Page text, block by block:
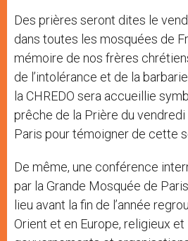
Des prières seront dites le
dans toutes les mosquées de
mémoire de nos frères
de l’intolérance et de la
la CHREDO sera accueillie
prêche de la Prière du
Paris pour témoigner de cette
De même, une conférence
par la Grande Mosquée de
lieu avant la fin de l’année
Orient et en Europe, religieux et